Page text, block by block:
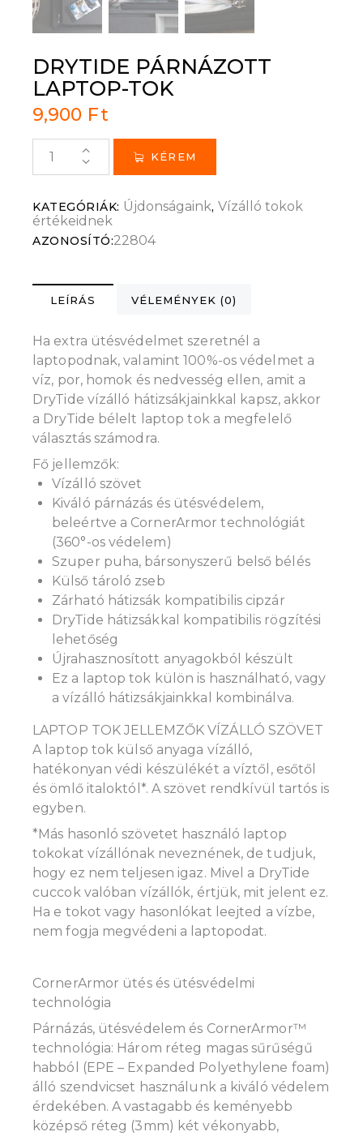
DRYTIDE PÁRNÁZOTT
LAPTOP-TOK
9,900 Ft
KÉREM
KATEGÓRIÁK: Újdonságaink, Vízálló tokok
értékeidnek
AZONOSÍTÓ:22804
LEÍRÁS VÉLEMÉNYEK (0)
Ha extra ütésvédelmet szeretnél a
laptopodnak, valamint 100%-os védelmet a
víz, por, homok és nedvesség ellen, amit a
DryTide vízálló hátizsákjainkkal kapsz, akkor
a DryTide bélelt laptop tok a megfelelő
választás számodra.
Fő jellemzők:
Vízálló szövet
Kiváló párnázás és ütésvédelem,
beleértve a CornerArmor technológiát
(360°-os védelem)
Szuper puha, bársonyszerű belső bélés
Külső tároló zseb
Zárható hátizsák kompatibilis cipzár
DryTide hátizsákkal kompatibilis rögzítési
lehetőség
Újrahasznosított anyagokból készült
Ez a laptop tok külön is használható, vagy
a vízálló hátizsákjainkkal kombinálva.
LAPTOP TOK JELLEMZŐK VÍZÁLLÓ SZÖVET
A laptop tok külső anyaga vízálló,
hatékonyan védi készülékét a víztől, esőtől
és ömlő italoktól*. A szövet rendkívül tartós is
egyben.
*Más hasonló szövetet használó laptop
tokokat vízállónak neveznének, de tudjuk,
hogy ez nem teljesen igaz. Mivel a DryTide
cuccok valóban vízállók, értjük, mit jelent ez.
Ha e tokot vagy hasonlókat leejted a vízbe,
nem fogja megvédeni a laptopodat.
CornerArmor ütés és ütésvédelmi
technológia
Párnázás, ütésvédelem és CornerArmor™
technológia: Három réteg magas sűrűségű
habból (EPE – Expanded Polyethylene foam)
álló szendvicset használunk a kiváló védelem
érdekében. A vastagabb és keményebb
középső réteg (3mm) két vékonyabb,